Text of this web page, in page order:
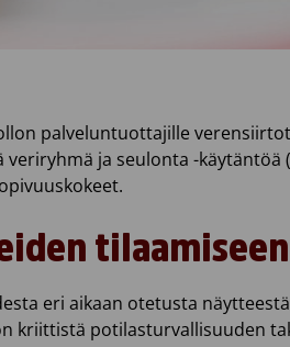
palveluntuottajille
ja seulonta -käytäntöä
tilaamiseen
eri aikaan otetusta
kriittistä potilasturvallisuuden